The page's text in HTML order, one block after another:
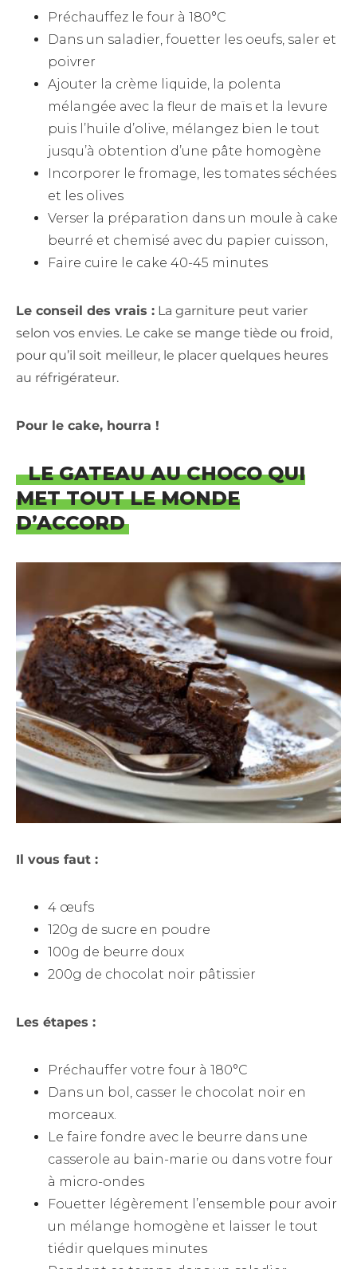
Préchauffez le four à 180°C
Dans un saladier, fouetter les oeufs, saler et
poivrer
Ajouter la crème liquide, la polenta
mélangée avec la fleur de maïs et la levure
puis l’huile d’olive, mélangez bien le tout
jusqu’à obtention d’une pâte homogène
Incorporer le fromage, les tomates séchées
et les olives
Verser la préparation dans un moule à cake
beurré et chemisé avec du papier cuisson,
Faire cuire le cake 40-45 minutes
Le conseil des vrais : La garniture peut varier
selon vos envies. Le cake se mange tiède ou froid,
pour qu’il soit meilleur, le placer quelques heures
au réfrigérateur.
Pour le cake, hourra !
LE GATEAU AU CHOCO QUI
MET TOUT LE MONDE
D’ACCORD
Il vous faut :
4 œufs
120g de sucre en poudre
100g de beurre doux
200g de chocolat noir pâtissier
Les étapes :
Préchauffer votre four à 180°C
Dans un bol, casser le chocolat noir en
morceaux.
Le faire fondre avec le beurre dans une
casserole au bain-marie ou dans votre four
à micro-ondes
Fouetter légèrement l’ensemble pour avoir
un mélange homogène et laisser le tout
tiédir quelques minutes